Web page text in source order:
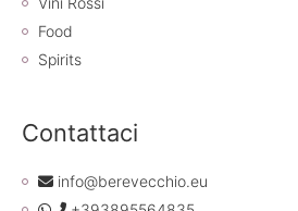
Food
Spirits
Contattaci
info@berevecchio.eu